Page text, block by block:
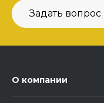
Задать вопрос
О компании